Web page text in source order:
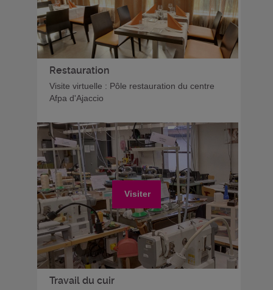
Restauration
Visite virtuelle : Pôle restauration du centre
Afpa d'Ajaccio
Visiter
Travail du cuir